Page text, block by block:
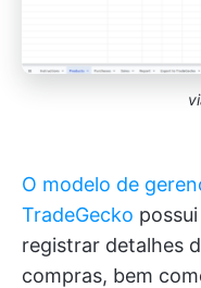
O modelo de
TradeGecko
registrar detalhes
compras, bem